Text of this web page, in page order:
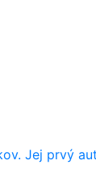
Jej prvý